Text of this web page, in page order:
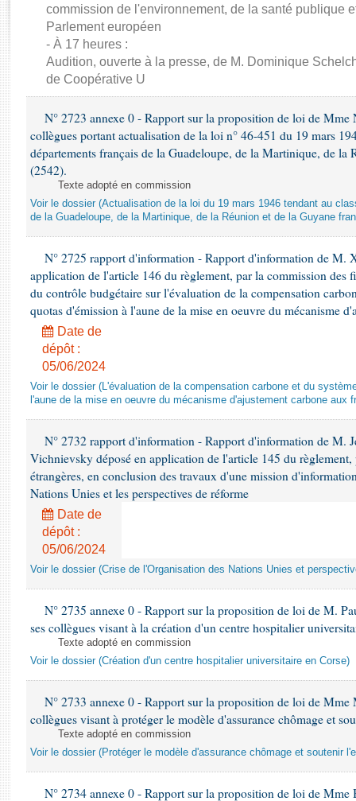
Rapports d'enquête
Rapports législatifs
Rapports sur l'application des lois
Baromètre de l’application des lois
Budget et sécurité sociale
Questions écrites et orales
Comptes rendus des débats
commission de l'environnement, de la santé publique
Parlement européen
- À 17 heures :
Audition, ouverte à la presse, de M. Dominique
de Coopérative U
N° 2723 annexe 0 - Rapport sur la proposition de loi de Mme
collègues portant actualisation de la loi n° 46-451 du 19 mars
départements français de la Guadeloupe, de la Martinique, de la
(2542).
Texte adopté en commission
Voir le dossier (Actualisation de la loi du 19 mars 1946 tendant au
de la Guadeloupe, de la Martinique, de la Réunion et de la Guyane
N° 2725 rapport d'information - Rapport d'information de M.
application de l'article 146 du règlement, par la commission des
du contrôle budgétaire sur l'évaluation de la compensation
quotas d'émission à l'aune de la mise en oeuvre du mécanisme
Date de
dépôt :
05/06/2024
Voir le dossier (L'évaluation de la compensation carbone et du
l'aune de la mise en oeuvre du mécanisme d'ajustement carbone aux
N° 2732 rapport d'information - Rapport d'information de M.
Vichnievsky déposé en application de l'article 145 du règlement,
étrangères, en conclusion des travaux d'une mission
Nations Unies et les perspectives de réforme
Date de
dépôt :
05/06/2024
Voir le dossier (Crise de l'Organisation des Nations Unies et
N° 2735 annexe 0 - Rapport sur la proposition de loi de M.
ses collègues visant à la création d'un centre hospitalier
Texte adopté en commission
Voir le dossier (Création d'un centre hospitalier universitaire en Corse)
N° 2733 annexe 0 - Rapport sur la proposition de loi de Mme
collègues visant à protéger le modèle d'assurance chômage et
Texte adopté en commission
Voir le dossier (Protéger le modèle d'assurance chômage et soutenir
N° 2734 annexe 0 - Rapport sur la proposition de loi de Mme